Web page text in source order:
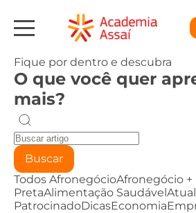
Fique por dentro e descubra
O que você quer
mais?
Buscar
Todos AfronegócioAfronegócio +
PretaAlimentação Saudável
PatrocinadoDicasEconomia